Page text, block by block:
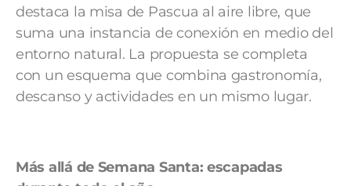
destaca la misa de Pascua al aire libre, que
suma una instancia de conexión en medio del
entorno natural. La propuesta se completa
con un esquema que combina gastronomía,
descanso y actividades en un mismo lugar.
Más allá de Semana Santa: escapadas